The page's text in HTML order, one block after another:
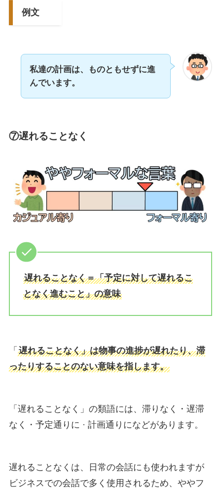
例文
私達の計画は、ものともせずに進
んでいます。
⑦遅れることなく
遅れることなく＝「予定に対して遅れるこ
となく進むこと」の意味
「 遅れることなく」は物事の進捗が遅れたり、滞
ったりすることのない意味を指します。
「遅れることなく」の類語には、滞りなく・遅滞
なく・予定通りに · 計画通りになどがあります。
遅れることなくは、日常の会話にも使われますが
ビジネスでの会話で多く使用されるため、ややフ